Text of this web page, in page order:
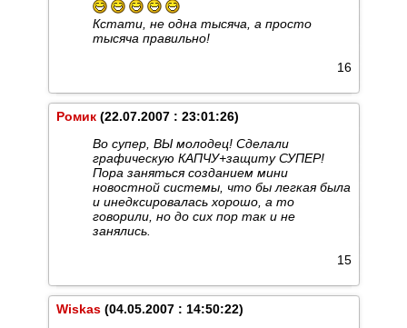
Кстати, не одна тысяча, а просто
тысяча правильно!
16
Ромик(22.07.2007 : 23:01:26)
Во супер, ВЫ молодец! Сделали
графическую КАПЧУ+защиту СУПЕР!
Пора заняться созданием мини
новостной системы, что бы легкая была
и инедксировалась хорошо, а то
говорили, но до сих пор так и не
занялись.
15
Wiskas(04.05.2007 : 14:50:22)